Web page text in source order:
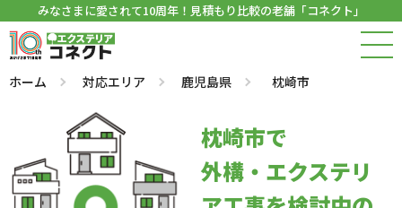
みなさまに愛されて10周年！見積もり比較の老舗「コネクト」
ホーム 対応エリア 鹿児島県 枕崎市
枕崎市で
外構・エクステリ